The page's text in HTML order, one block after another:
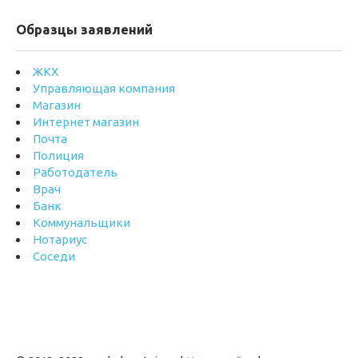
Образцы заявлений
ЖКХ
Управляющая компания
Магазин
Интернет магазин
Почта
Полиция
Работодатель
Врач
Банк
Коммунальщики
Нотариус
Соседи